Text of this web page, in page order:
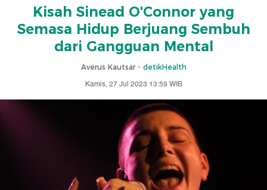
Kisah Sinead O'Connor yang
Semasa Hidup Berjuang Sembuh
dari Gangguan Mental
Averus Kautsar - detikHealth
Kamis, 27 Jul 2023 13:59 WIB